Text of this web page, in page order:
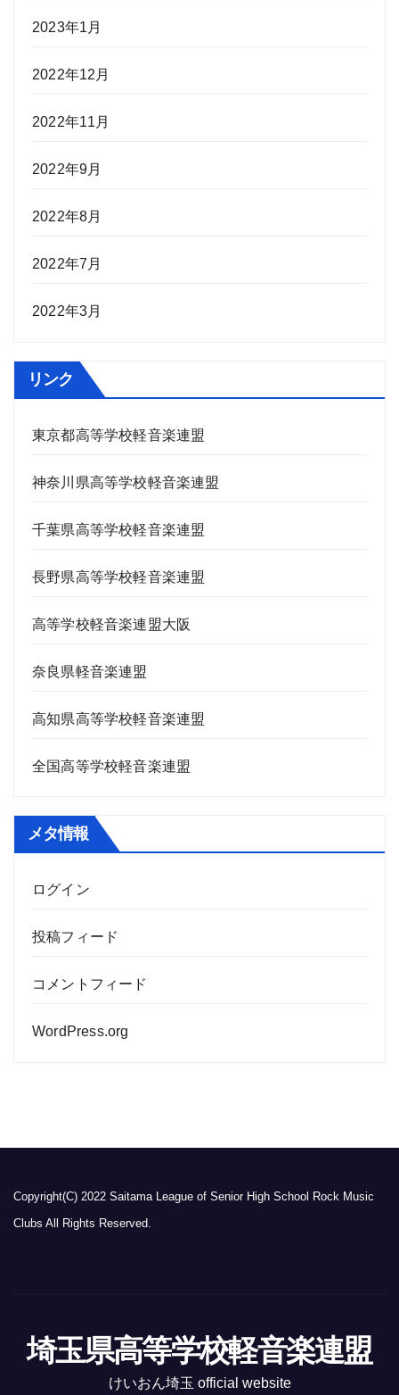
2023年1月
2022年12月
2022年11月
2022年9月
2022年8月
2022年7月
2022年3月
リンク
東京都高等学校軽音楽連盟
神奈川県高等学校軽音楽連盟
千葉県高等学校軽音楽連盟
長野県高等学校軽音楽連盟
高等学校軽音楽連盟大阪
奈良県軽音楽連盟
高知県高等学校軽音楽連盟
全国高等学校軽音楽連盟
メタ情報
ログイン
投稿フィード
コメントフィード
WordPress.org
Copyright(C) 2022 Saitama League of Senior High School Rock Music
Clubs All Rights Reserved.
埼玉県高等学校軽音楽連盟
けいおん埼玉 official website